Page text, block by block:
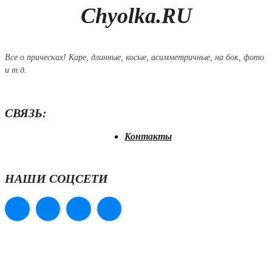
Chyolka.RU
Все о прическах! Каре, длинные, косые, асимметричные, на бок, фото
и т.д.
СВЯЗЬ:
Контакты
НАШИ СОЦСЕТИ